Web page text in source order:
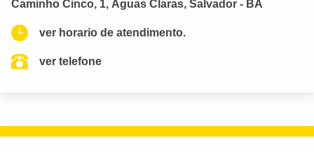
Caminho Cinco, 1, Águas Claras, Salvador - BA
ver horario de atendimento.
ver telefone